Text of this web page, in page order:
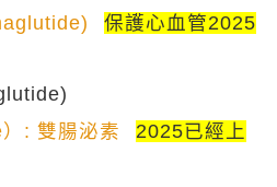
保護心血管2025
: 雙腸泌素
2025已經上